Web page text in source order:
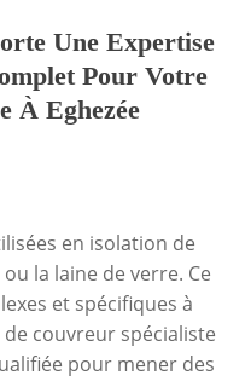
Une Expertise
Pour Votre
À Eghezée
en isolation de
la laine de verre. Ce
et spécifiques à
couvreur spécialiste
pour mener des